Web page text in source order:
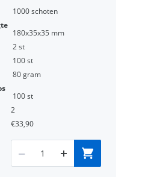
1000 schoten
180x35x35 mm
2 st
100 st
80 gram
100 st
2
€33,90